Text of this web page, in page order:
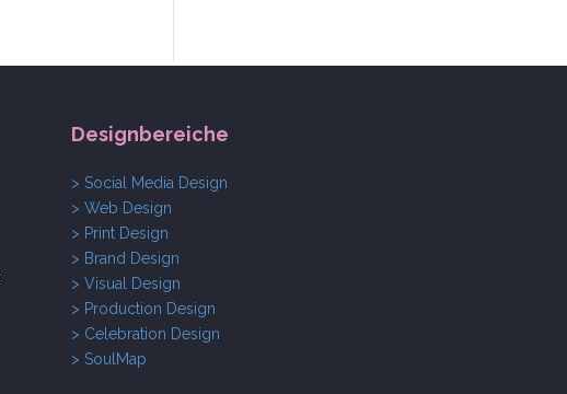
Designbereiche
> Social Media Design
> Web Design
> Print Design
> Brand Design
> Visual Design
> Production Design
> Celebration Design
> SoulMap